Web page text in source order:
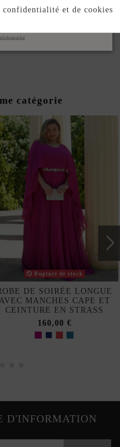
catégorie
Rupture de stock
DE SOIRÉE LONGUE
AVEC MANCHES CAPE ET
CEINTURE EN STRASS
160,00 €
D'INFORMATION
et de cookies